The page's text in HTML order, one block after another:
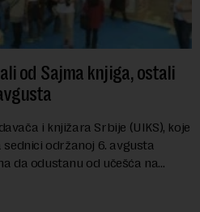
od Sajma knjiga, ostali
i knjižara Srbije (UIKS), koje
sednici održanoj 6. avgusta
da odustanu od učešća na